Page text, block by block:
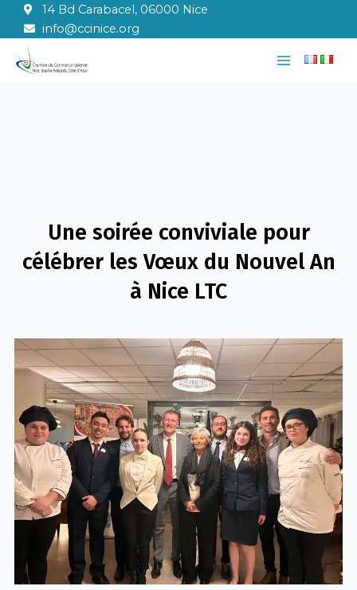
contenu
14 Bd Carabacel, 06000 Nice
info@ccinice.org
Main
Une soirée conviviale pour
célébrer les Vœux du Nouvel An
à Nice LTC